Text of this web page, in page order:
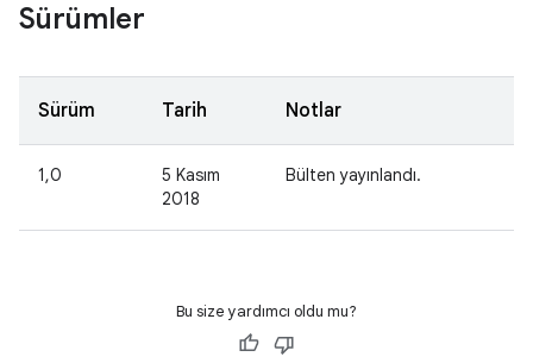
Sürümler
Sürüm Tarih Notlar
1,0
5 Kasım
2018
Bülten yayınlandı.
Bu size yardımcı oldu mu?